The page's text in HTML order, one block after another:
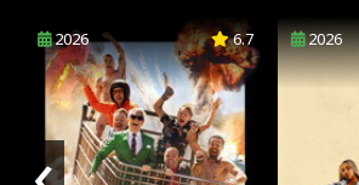
2026 6.7 2026